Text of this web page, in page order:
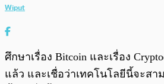
Wiput
ศึกษาเรื่อง Bitcoin และเรื่อง
แล้ว และเชื่อว่าเทคโนโลยีนี้จะสา